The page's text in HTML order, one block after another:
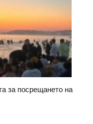
за посрещането на